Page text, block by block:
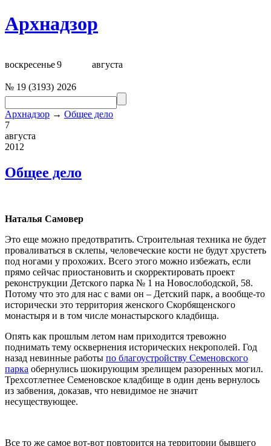
Архнадзор
воскресенье9 августа
№ 19 (3193) 2026
Архнадзор → Общее дело
7
августа
2012
Общее дело
Наталья Самовер
Это еще можно предотвратить. Строительная техника не будет
проваливаться в склепы, человеческие кости не будут хрустеть
под ногами у прохожих. Всего этого можно избежать, если
прямо сейчас приостановить и скорректировать проект
реконструкции Детского парка № 1 на Новослободской, 58.
Потому что это для нас с вами он – Детский парк, а вообще-то
исторически это территория женского Скорбященского
монастыря и в том числе монастырского кладбища.
Опять как прошлым летом нам приходится тревожно
поднимать тему осквернения исторических некрополей. Год
назад невинные работы по благоустройству Семеновского
парка обернулись шокирующим зрелищем разоренных могил.
Трехсотлетнее Семеновское кладбище в один день вернулось
из забвения, доказав, что невидимое не значит
несуществующее.
Все то же самое вот-вот повторится на территории бывшего